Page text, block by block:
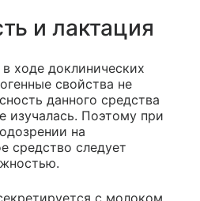
и лактация
ходе доклинических
свойства не
данного средства
изучалась. Поэтому при
на
средство следует
с молоком